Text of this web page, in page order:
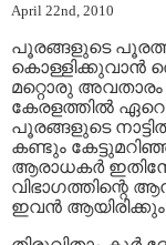
April 22nd, 2010
പൂരങ്ങളുടെ
കൊള്ളിക്കുവാന്‍
മറ്റൊരു
കേരളത്തില്‍
പൂരങ്ങളുടെ
കണ്ടും
ആരാധകര്‍
വിഭാഗത്തിന്റെ
ഇവന്‍